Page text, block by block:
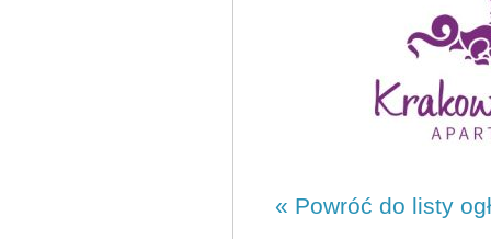
« Powróć do listy